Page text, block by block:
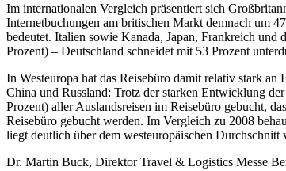
Im internationalen Vergleich präsentiert sich
Internetbuchungen am britischen Markt demnach um
bedeutet. Italien sowie Kanada, Japan, Frankreich
Prozent) – Deutschland schneidet mit 53 Prozent
In Westeuropa hat das Reisebüro damit relativ stark
China und Russland: Trotz der starken Entwicklung
Prozent) aller Auslandsreisen im Reisebüro gebucht,
Reisebüro gebucht werden. Im Vergleich zu 2008
liegt deutlich über dem westeuropäischen Durchschnitt
Dr. Martin Buck, Direktor Travel & Logistics Messe